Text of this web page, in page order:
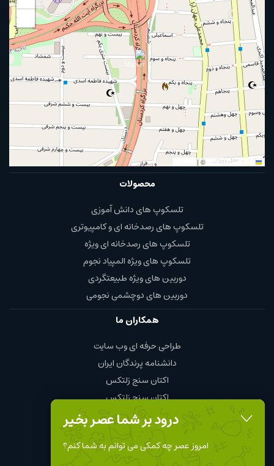
درود بر شما عصر بخیر
امروز عصر چه کمکی می توانم به شما کنم؟
| © OpenStreetMap
محصولات
تلسکوپ های دانش آموزی
تلسکوپ های رصدخانه ای و کامپیوتری
تلسکوپ های رصدخانه ای ویژه
تلسکوپ های ویژه المپیاد نجوم
دوربین های ویژه طبیعتگردی
دوربین های دوچشمی نجومی
همکاران ما
طراحی حرفه ای وب سایت
دانشنامه پرندگان ایران
اکتان سنج زلتکس
اکتان سنج زلتکس
چای و قهوه محمود
نمایندگی چینت الکتریک chint